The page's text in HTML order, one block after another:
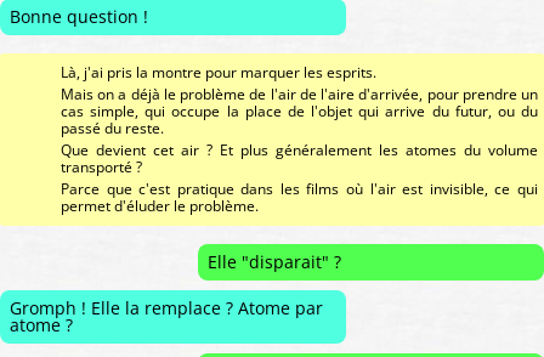
Bonne question !
Là, j'ai pris la montre pour marquer les esprits.
Mais on a déjà le problème de l'air de l'aire d'arrivée, pour prendre un
cas simple, qui occupe la place de l'objet qui arrive du futur, ou du
passé du reste.
Que devient cet air ? Et plus généralement les atomes du volume
transporté ?
Parce que c'est pratique dans les films où l'air est invisible, ce qui
permet d'éluder le problème.
Elle "disparait" ?
Gromph ! Elle la remplace ? Atome par
atome ?